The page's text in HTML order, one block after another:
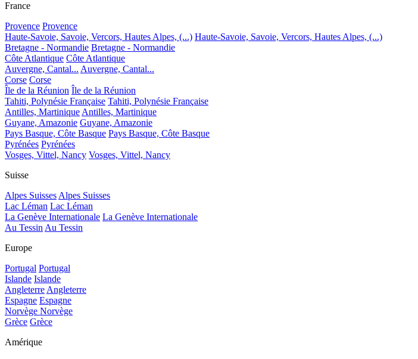
France
Provence Provence
Haute-Savoie, Savoie, Vercors, Hautes Alpes, (...) Haute-Savoie, Savoie, Vercors, Hautes Alpes, (...)
Bretagne - Normandie Bretagne - Normandie
Côte Atlantique Côte Atlantique
Auvergne, Cantal... Auvergne, Cantal...
Corse Corse
Île de la Réunion Île de la Réunion
Tahiti, Polynésie Française Tahiti, Polynésie Française
Antilles, MartiniqueAntilles, Martinique
Guyane, Amazonie Guyane, Amazonie
Pays Basque, Côte Basque Pays Basque, Côte Basque
Pyrénées Pyrénées
Vosges, Vittel, Nancy Vosges, Vittel, Nancy
Suisse
Alpes SuissesAlpes Suisses
Lac Léman Lac Léman
La Genève Internationale La Genève Internationale
Au TessinAu Tessin
Europe
Portugal Portugal
Islande Islande
AngleterreAngleterre
Espagne Espagne
Norvège Norvège
Grèce Grèce
Amérique